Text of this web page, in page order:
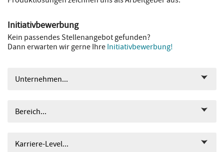
Unternehmen...
Bereich...
Karriere-Level...
Initiativbewerbung
Kein passendes Stellenangebot gefunden?
Dann erwarten wir gerne Ihre Initiativbewerbung!